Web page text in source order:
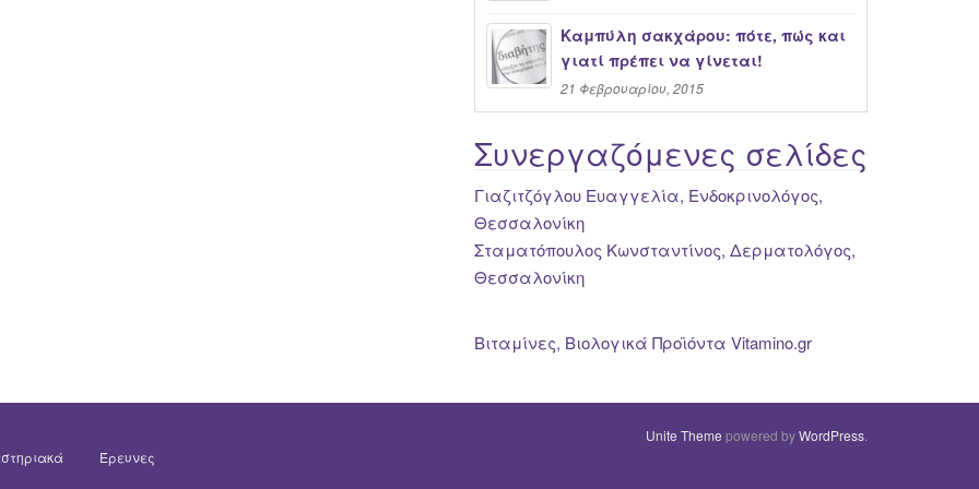
Καμπύλη σακχάρου: πότε, πώς και
γιατί πρέπει να γίνεται!
21 Φεβρουαρίου, 2015
Συνεργαζόμενες σελίδες
Γιαζιτζόγλου Ευαγγελία, Ενδοκρινολόγος,
Θεσσαλονίκη
Σταματόπουλος Κωνσταντίνος, Δερματολόγος,
Θεσσαλονίκη
Βιταμίνες, Βιολογικά Προϊόντα Vitamino.gr
Έρευνες
Unite Theme powered byWordPress